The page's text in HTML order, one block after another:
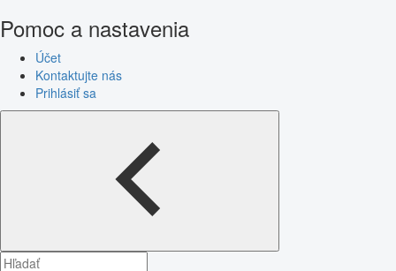
Pomoc a nastavenia
Účet
Kontaktujte nás
Prihlásiť sa